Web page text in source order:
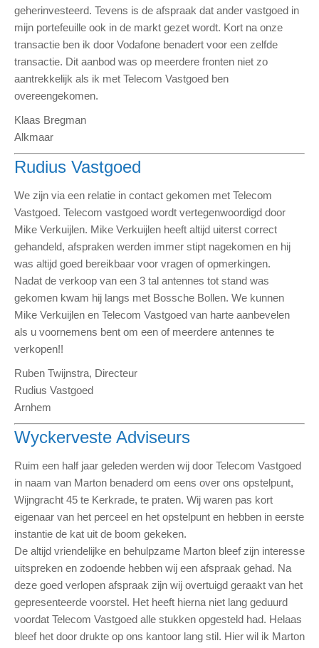
geherinvesteerd. Tevens is de afspraak dat ander vastgoed in
mijn portefeuille ook in de markt gezet wordt. Kort na onze
transactie ben ik door Vodafone benadert voor een zelfde
transactie. Dit aanbod was op meerdere fronten niet zo
aantrekkelijk als ik met Telecom Vastgoed ben
overeengekomen.
Klaas Bregman
Alkmaar
Rudius Vastgoed
We zijn via een relatie in contact gekomen met Telecom
Vastgoed. Telecom vastgoed wordt vertegenwoordigd door
Mike Verkuijlen. Mike Verkuijlen heeft altijd uiterst correct
gehandeld, afspraken werden immer stipt nagekomen en hij
was altijd goed bereikbaar voor vragen of opmerkingen.
Nadat de verkoop van een 3 tal antennes tot stand was
gekomen kwam hij langs met Bossche Bollen. We kunnen
Mike Verkuijlen en Telecom Vastgoed van harte aanbevelen
als u voornemens bent om een of meerdere antennes te
verkopen!!
Ruben Twijnstra, Directeur
Rudius Vastgoed
Arnhem
Wyckerveste Adviseurs
Ruim een half jaar geleden werden wij door Telecom Vastgoed
in naam van Marton benaderd om eens over ons opstelpunt,
Wijngracht 45 te Kerkrade, te praten. Wij waren pas kort
eigenaar van het perceel en het opstelpunt en hebben in eerste
instantie de kat uit de boom gekeken.
De altijd vriendelijke en behulpzame Marton bleef zijn interesse
uitspreken en zodoende hebben wij een afspraak gehad. Na
deze goed verlopen afspraak zijn wij overtuigd geraakt van het
gepresenteerde voorstel. Het heeft hierna niet lang geduurd
voordat Telecom Vastgoed alle stukken opgesteld had. Helaas
bleef het door drukte op ons kantoor lang stil. Hier wil ik Marton